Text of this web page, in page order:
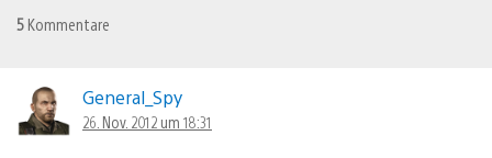
5 Kommentare
General_Spy
26. Nov. 2012 um 18:31